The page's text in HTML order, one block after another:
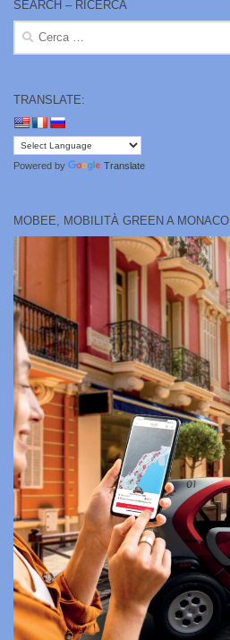
SEARCH – RICERCA
Ricerca
TRANSLATE:
Powered by Translate
MOBEE, MOBILITÀ GREEN A MONACO